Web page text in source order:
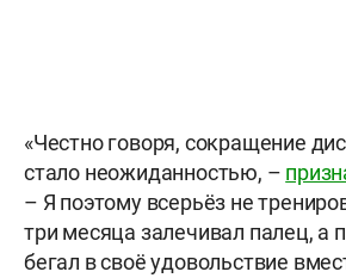
«Честно говоря, сокращение
стало неожиданностью, –
– Я поэтому всерьёз не
три месяца залечивал палец, а
бегал в своё удовольствие